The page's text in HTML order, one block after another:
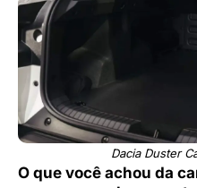
Dacia Duster
O que você achou da